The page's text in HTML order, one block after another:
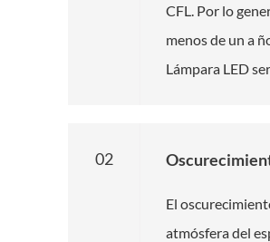
CFL. Por lo
menos de un a
Lámpara LED
02
El
atmósfera del